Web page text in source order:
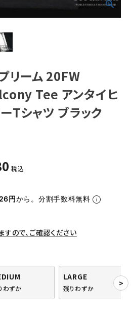
リーム 20FW
Tee アンタイヒ
Tシャツ ブラック
税込
円から。分割手数料無料
ので、ご確認ください
わずか
LARGE
残りわずか